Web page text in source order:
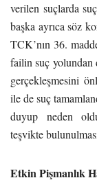
verilen suçlarda
başka ayrıca söz
TCK’nın 36.
failin suç yolundan
gerçekleşmesini
ile de suç
duyup neden
teşvikte
Etkin Pişmanlık